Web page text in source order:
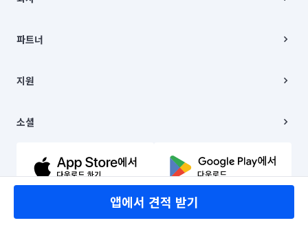
앱에서 견적 받기
주소 | 본사: 서울특별시 종로구 율곡로 6(중학동, 트윈트리빌딩) B동 5층
컨택센터 : 서울특별시 종로구 수송동 율곡로 24, 7층, 8층 미소
상품, 상품정보, 거래에 관한 의무와 책임은 거래당사자에게 있습니다.
언론 보도 관련 문의:
© 유한회사 미소. Miso, Inc. All Rights Reserved.
채용
파트너
이사
지원
이용약관
문의하기
소셜
유튜브